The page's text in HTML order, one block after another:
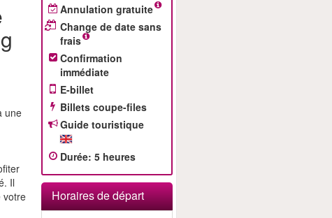
une
Il
votre
Annulation gratuite
Change de date sans
frais
Confirmation
immédiate
E-billet
Billets coupe-files
Guide touristique
Durée: 5 heures
Horaires de départ